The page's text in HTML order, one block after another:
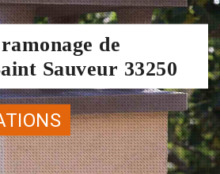
de
Sauveur 33250